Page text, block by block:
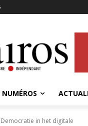
NUMÉROS
Democratie in het digitale